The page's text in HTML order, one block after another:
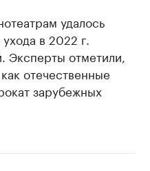
удалось
в 2022 г.
Эксперты отметили,
отечественные
зарубежных